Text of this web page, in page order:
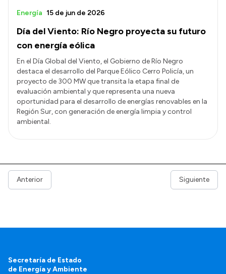
Día del Viento: Río Negro proyecta su futuro
con energía eólica
Energía 15 de jun de 2026
En el Día Global del Viento, el Gobierno de Río Negro
destaca el desarrollo del Parque Eólico Cerro Policía, un
proyecto de 300 MW que transita la etapa final de
evaluación ambiental y que representa una nueva
oportunidad para el desarrollo de energías renovables en la
Región Sur, con generación de energía limpia y control
ambiental.
Anterior Siguiente
Secretaría de Estado
de Energía y Ambiente